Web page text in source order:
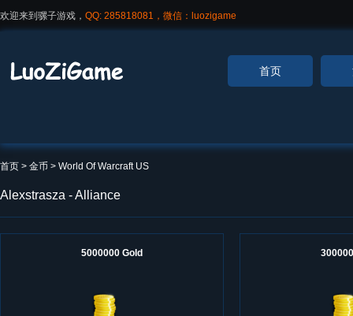
欢迎来到骡子游戏， QQ: 285818081，微信：luozigame
首页
首页 > 金币 > World Of Warcraft US
Alexstrasza - Alliance
5000000 Gold